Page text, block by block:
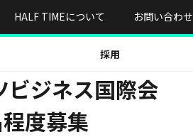
HALF TIMEについて お問い合わせ
採用
派遣を実施。5名程度募集
ビジネス国際会
度募集